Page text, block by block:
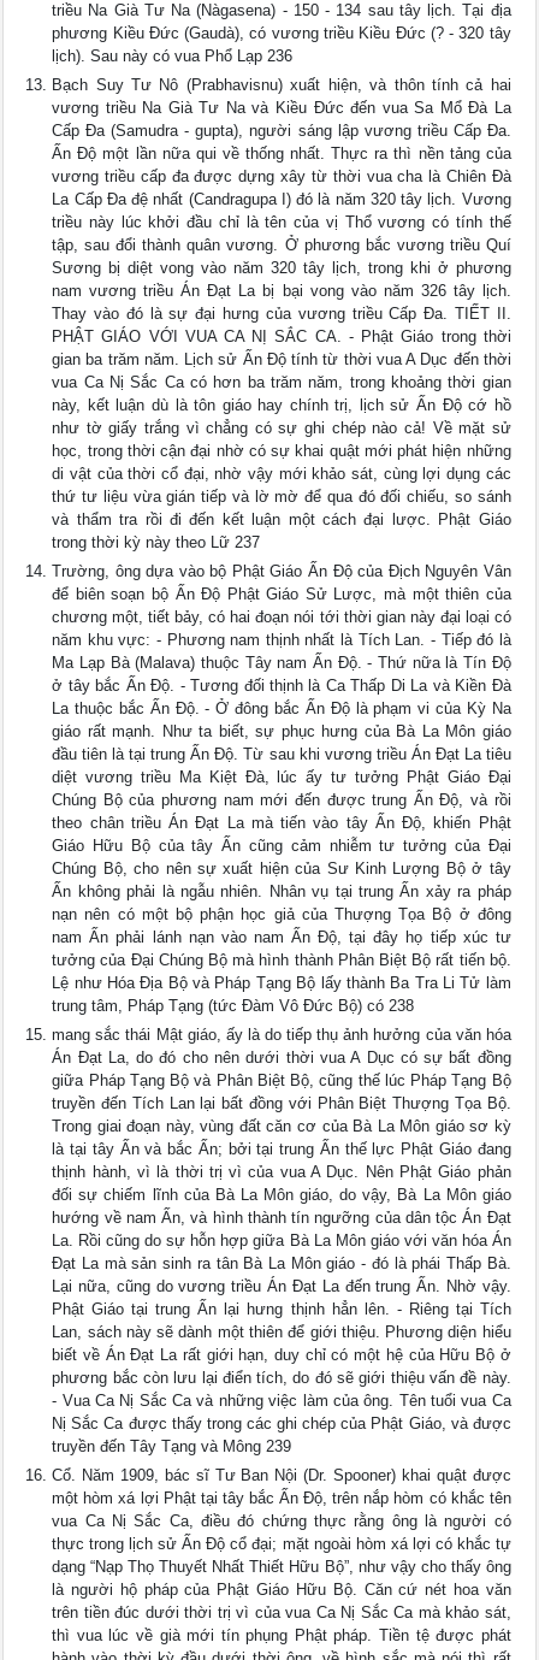
triều Na Già Tư Na (Nàgasena) - 150 - 134 sau tây lịch. Tại địa
phương Kiều Ðức (Gaudà), có vương triều Kiều Ðức (? - 320 tây
lịch). Sau này có vua Phổ Lạp 236
Bạch Suy Tư Nô (Prabhavisnu) xuất hiện, và thôn tính cả hai
vương triều Na Già Tư Na và Kiều Ðức đến vua Sa Mổ Ðà La
Cấp Ða (Samudra - gupta), người sáng lập vương triều Cấp Ða.
Ấn Ðộ một lần nữa qui về thống nhất. Thực ra thì nền tảng của
vương triều cấp đa được dựng xây từ thời vua cha là Chiên Ðà
La Cấp Ða đệ nhất (Candragupa I) đó là năm 320 tây lịch. Vương
triều này lúc khởi đầu chỉ là tên của vị Thổ vương có tính thế
tập, sau đổi thành quân vương. Ở phương bắc vương triều Quí
Sương bị diệt vong vào năm 320 tây lịch, trong khi ở phương
nam vương triều Án Ðạt La bị bại vong vào năm 326 tây lịch.
Thay vào đó là sự đại hưng của vương triều Cấp Ða. TIẾT II.
PHẬT GIÁO VỚI VUA CA NỊ SẮC CA. - Phật Giáo trong thời
gian ba trăm năm. Lịch sử Ấn Ðộ tính từ thời vua A Dục đến thời
vua Ca Nị Sắc Ca có hơn ba trăm năm, trong khoảng thời gian
này, kết luận dù là tôn giáo hay chính trị, lịch sử Ấn Ðộ cớ hồ
như tờ giấy trắng vì chẳng có sự ghi chép nào cả! Về mặt sử
học, trong thời cận đại nhờ có sự khai quật mới phát hiện những
di vật của thời cổ đại, nhờ vậy mới khảo sát, cùng lợi dụng các
thứ tư liệu vừa gián tiếp và lờ mờ để qua đó đối chiếu, so sánh
và thẩm tra rồi đi đến kết luận một cách đại lược. Phật Giáo
trong thời kỳ này theo Lữ 237
Trường, ông dựa vào bộ Phật Giáo Ấn Ðộ của Ðịch Nguyên Vân
để biên soạn bộ Ấn Ðộ Phật Giáo Sử Lược, mà một thiên của
chương một, tiết bảy, có hai đoạn nói tới thời gian này đại loại có
năm khu vực: - Phương nam thịnh nhất là Tích Lan. - Tiếp đó là
Ma Lạp Bà (Malava) thuộc Tây nam Ấn Ðộ. - Thứ nữa là Tín Ðộ
ở tây bắc Ấn Ðộ. - Tương đối thịnh là Ca Thấp Di La và Kiền Ðà
La thuộc bắc Ấn Ðộ. - Ở đông bắc Ấn Ðộ là phạm vi của Kỳ Na
giáo rất mạnh. Như ta biết, sự phục hưng của Bà La Môn giáo
đầu tiên là tại trung Ấn Ðộ. Từ sau khi vương triều Án Ðạt La tiêu
diệt vương triều Ma Kiệt Ðà, lúc ấy tư tưởng Phật Giáo Ðại
Chúng Bộ của phương nam mới đến được trung Ấn Ðộ, và rồi
theo chân triều Án Ðạt La mà tiến vào tây Ấn Ðộ, khiến Phật
Giáo Hữu Bộ của tây Ấn cũng cảm nhiễm tư tưởng của Ðại
Chúng Bộ, cho nên sự xuất hiện của Sư Kinh Lượng Bộ ở tây
Ấn không phải là ngẫu nhiên. Nhân vụ tại trung Ấn xảy ra pháp
nạn nên có một bộ phận học giả của Thượng Tọa Bộ ở đông
nam Ấn phải lánh nạn vào nam Ấn Ðộ, tại đây họ tiếp xúc tư
tưởng của Ðại Chúng Bộ mà hình thành Phân Biệt Bộ rất tiến bộ.
Lệ như Hóa Ðịa Bộ và Pháp Tạng Bộ lấy thành Ba Tra Li Tử làm
trung tâm, Pháp Tạng (tức Ðàm Vô Ðức Bộ) có 238
mang sắc thái Mật giáo, ấy là do tiếp thụ ảnh hưởng của văn hóa
Án Ðạt La, do đó cho nên dưới thời vua A Dục có sự bất đồng
giữa Pháp Tạng Bộ và Phân Biệt Bộ, cũng thế lúc Pháp Tạng Bộ
truyền đến Tích Lan lại bất đồng với Phân Biệt Thượng Tọa Bộ.
Trong giai đoạn này, vùng đất căn cơ của Bà La Môn giáo sơ kỳ
là tại tây Ấn và bắc Ấn; bởi tại trung Ấn thế lực Phật Giáo đang
thịnh hành, vì là thời trị vì của vua A Dục. Nên Phật Giáo phản
đối sự chiếm lĩnh của Bà La Môn giáo, do vậy, Bà La Môn giáo
hướng về nam Ấn, và hình thành tín ngưỡng của dân tộc Án Ðạt
La. Rồi cũng do sự hỗn hợp giữa Bà La Môn giáo với văn hóa Án
Ðạt La mà sản sinh ra tân Bà La Môn giáo - đó là phái Thấp Bà.
Lại nữa, cũng do vương triều Án Ðạt La đến trung Ấn. Nhờ vậy.
Phật Giáo tại trung Ấn lại hưng thịnh hẳn lên. - Riêng tại Tích
Lan, sách này sẽ dành một thiên để giới thiệu. Phương diện hiểu
biết về Án Ðạt La rất giới hạn, duy chỉ có một hệ của Hữu Bộ ở
phương bắc còn lưu lại điển tích, do đó sẽ giới thiệu vấn đề này.
- Vua Ca Nị Sắc Ca và những việc làm của ông. Tên tuổi vua Ca
Nị Sắc Ca được thấy trong các ghi chép của Phật Giáo, và được
truyền đến Tây Tạng và Mông 239
Cổ. Năm 1909, bác sĩ Tư Ban Nội (Dr. Spooner) khai quật được
một hòm xá lợi Phật tại tây bắc Ấn Ðộ, trên nắp hòm có khắc tên
vua Ca Nị Sắc Ca, điều đó chứng thực rằng ông là người có
thực trong lịch sử Ấn Ðộ cổ đại; mặt ngoài hòm xá lợi có khắc tự
dạng “Nạp Thọ Thuyết Nhất Thiết Hữu Bộ”, như vậy cho thấy ông
là người hộ pháp của Phật Giáo Hữu Bộ. Căn cứ nét hoa văn
trên tiền đúc dưới thời trị vì của vua Ca Nị Sắc Ca mà khảo sát,
thì vua lúc về già mới tín phụng Phật pháp. Tiền tệ được phát